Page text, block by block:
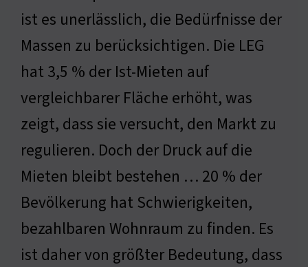
ist es unerlässlich, die Bedürfnisse der
Massen zu berücksichtigen. Die LEG
hat 3,5 % der Ist-Mieten auf
vergleichbarer Fläche erhöht, was
zeigt, dass sie versucht, den Markt zu
regulieren. Doch der Druck auf die
Mieten bleibt bestehen … 20 % der
Bevölkerung hat Schwierigkeiten,
bezahlbaren Wohnraum zu finden. Es
ist daher von größter Bedeutung, dass